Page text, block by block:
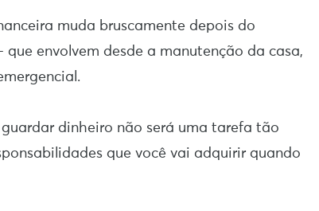
muda bruscamente depois do
envolvem desde a manutenção da casa,
dinheiro não será uma tarefa tão
que você vai adquirir quando